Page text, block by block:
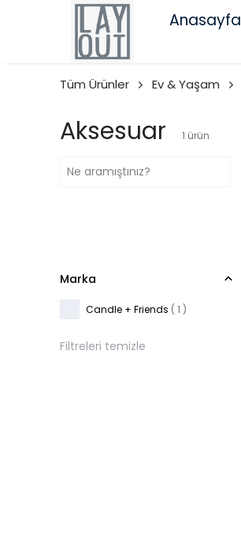
Anasayfa
Tüm Ürünler Ev & Yaşam
Aksesuar 1 ürün
Marka
Candle + Friends ( 1 )
Filtreleri temizle